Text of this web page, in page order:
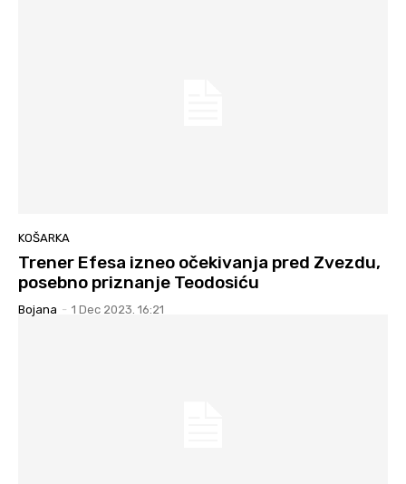
KOŠARKA
Trener Efesa izneo očekivanja pred Zvezdu,
posebno priznanje Teodosiću
Bojana - 1 Dec 2023. 16:21